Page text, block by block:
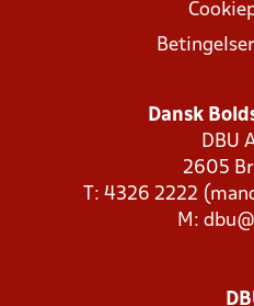
Dansk
DBU
2605
T: 4326 2222
M: